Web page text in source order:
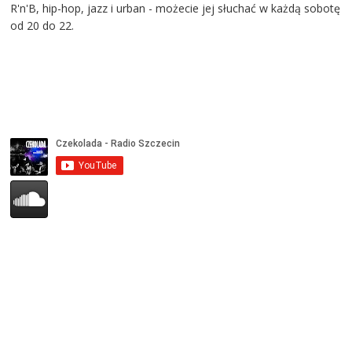
R'n'B, hip-hop, jazz i urban - możecie jej słuchać w każdą sobotę
od 20 do 22.